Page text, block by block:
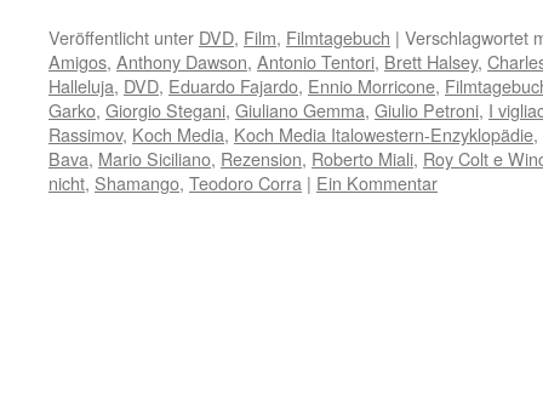
Veröffentlicht unter DVD, Film, Filmtagebuch | Verschlagwortet
Amigos, Anthony Dawson, Antonio Tentori, Brett Halsey,
Halleluja, DVD, Eduardo Fajardo, Ennio Morricone,
Garko, Giorgio Stegani, Giuliano Gemma, Giulio Petroni, I
Rassimov, Koch Media, Koch Media Italowestern-Enzyklopädie,
Bava, Mario Siciliano, Rezension, Roberto Miali, Roy Colt e
nicht, Shamango, Teodoro Corra | Ein Kommentar